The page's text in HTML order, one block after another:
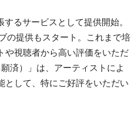
るサービスとして提供開始。
の提供もスタート。これまで培
や視聴者から高い評価をいただ
済）」は、アーティストによ
として、特にご好評をいただい